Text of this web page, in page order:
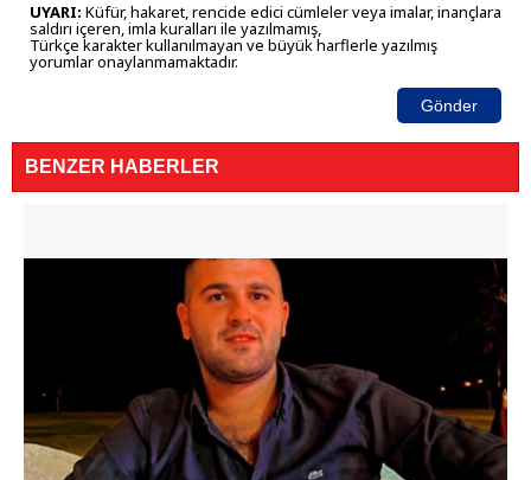
UYARI: Küfür, hakaret, rencide edici cümleler veya imalar, inançlara
saldırı içeren, imla kuralları ile yazılmamış,
Türkçe karakter kullanılmayan ve büyük harflerle yazılmış
yorumlar onaylanmamaktadır.
Gönder
BENZER HABERLER